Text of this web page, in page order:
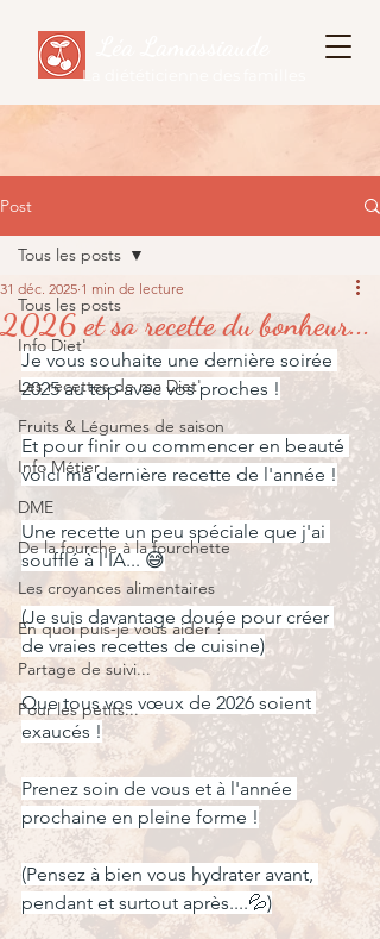
La diététicienne des familles
Post
Tous les posts
Info Diet'
Les recettes de ma Diet'
Fruits & Légumes de saison
Info Métier
DME
De la fourche à la fourchette
Les croyances alimentaires
En quoi puis-je vous aider ?
Partage de suivi...
Pour les petits...
Tous les posts
2026 et sa recette du bonheur...
31 déc. 2025 1 min de lecture
Je vous souhaite une dernière soirée
2025 au top avec vos proches !
Et pour finir ou commencer en beauté
voici ma dernière recette de l'année !
Une recette un peu spéciale que j'ai
soufflé à l'IA... 😅
(Je suis davantage douée pour créer
de vraies recettes de cuisine)
Que tous vos vœux de 2026 soient
exaucés !
Prenez soin de vous et à l'année
prochaine en pleine forme !
(Pensez à bien vous hydrater avant,
pendant et surtout après....💦)